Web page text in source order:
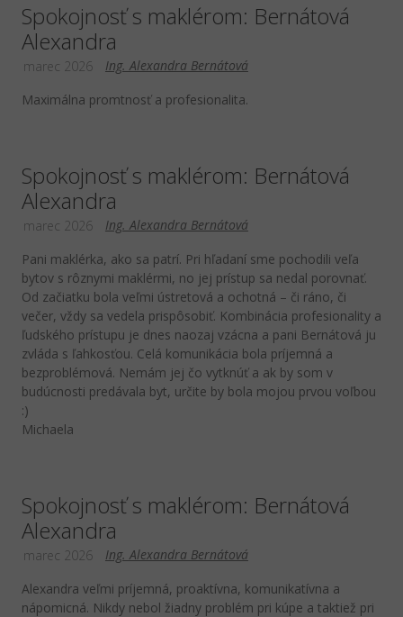
Spokojnosť s maklérom: Bernátová
Alexandra
Ing. Alexandra Bernátová
marec 2026
Maximálna promtnosť a profesionalita.
Spokojnosť s maklérom: Bernátová
Alexandra
Ing. Alexandra Bernátová
marec 2026
Pani maklérka, ako sa patrí. Pri hľadaní sme pochodili veľa
bytov s rôznymi maklérmi, no jej prístup sa nedal porovnať.
Od začiatku bola veľmi ústretová a ochotná – či ráno, či
večer, vždy sa vedela prispôsobiť. Kombinácia profesionality a
ľudského prístupu je dnes naozaj vzácna a pani Bernátová ju
zvláda s ľahkosťou. Celá komunikácia bola príjemná a
bezproblémová. Nemám jej čo vytknúť a ak by som v
budúcnosti predávala byt, určite by bola mojou prvou voľbou
:)
Michaela
Spokojnosť s maklérom: Bernátová
Alexandra
Ing. Alexandra Bernátová
marec 2026
Alexandra veľmi príjemná, proaktívna, komunikatívna a
nápomicná. Nikdy nebol žiadny problém pri kúpe a taktiež pri